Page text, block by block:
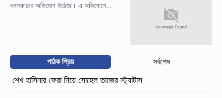
বলাৎকারের অভিযোগ উঠেছে। এ অভিযোগে...
পাঠক প্রিয় সর্বশেষ
শেখ হাসিনার ফেরা নিয়ে সোহেল তাজের স্ট্যাটাস